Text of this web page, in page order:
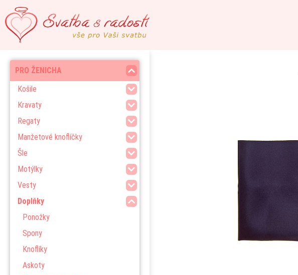
PRO ŽENICHA
Košile
Kravaty
Regaty
Manžetové knoflíčky
Šle
Motýlky
Vesty
Doplňky
Ponožky
Spony
Knoflíky
Askoty